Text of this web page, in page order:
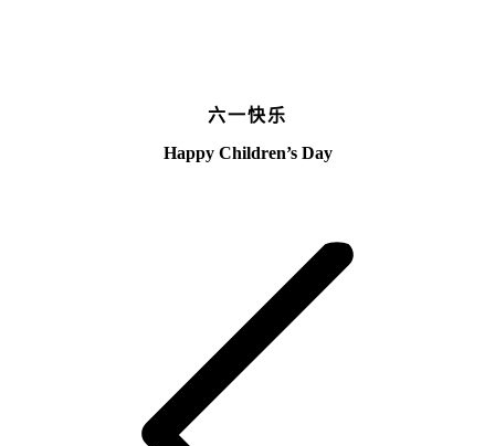
六一快乐
Happy Children’s Day